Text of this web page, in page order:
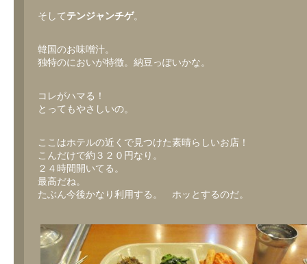
そしてテンジャンチゲ。
韓国のお味噌汁。
独特のにおいが特徴。納豆っぽいかな。
コレがハマる！
とってもやさしいの。
ここはホテルの近くで見つけた素晴らしいお店！
こんだけで約３２０円なり。
２４時間開いてる。
最高だね。
たぶん今後かなり利用する。 ホッとするのだ。